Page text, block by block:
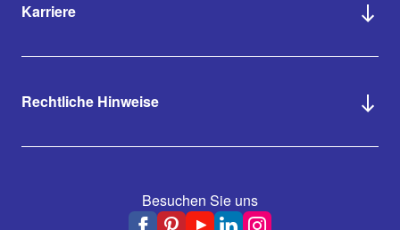
Karriere
Rechtliche Hinweise
Besuchen Sie uns